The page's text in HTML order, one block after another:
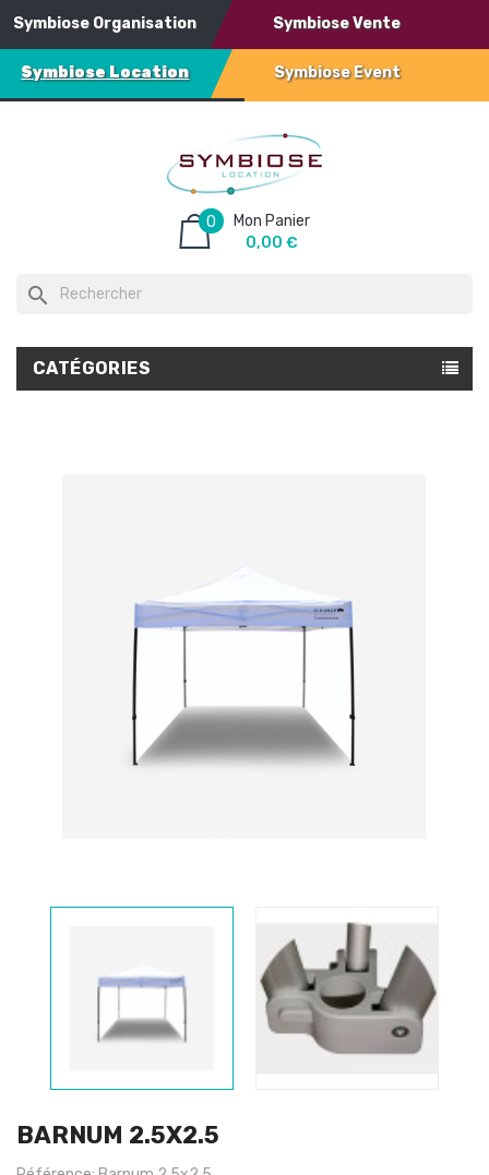
Symbiose Organisation Symbiose Vente
Symbiose Location Symbiose Event
Mon Panier
0
0,00 €
search
CATÉGORIES
BARNUM 2.5X2.5